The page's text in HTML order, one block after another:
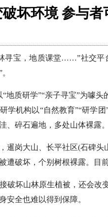
坏环境 参与
宝，地质课堂……”社交平
质研学”“亲子寻宝”为噱头
学机构以“自然教育”“研学
、碎石遍地，多处山体裸露。
岗大山、长平社区(石碑头
遭破坏，个别树根裸露。目
坏山林原生植被，还会改
安全也难以得到保障。